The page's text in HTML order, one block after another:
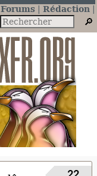
Forums
Rédaction